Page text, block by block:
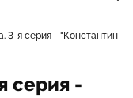
3-я серия - "Константин
серия -